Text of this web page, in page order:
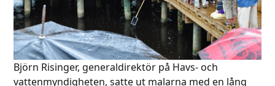
Björn Risinger, generaldirektör på Havs- och
vattenmyndigheten, satte ut malarna med en lång